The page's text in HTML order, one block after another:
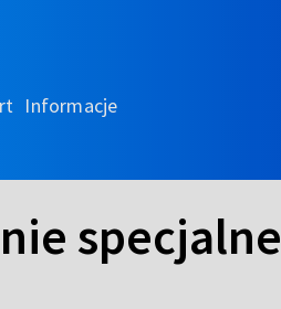
Informacje
specjalne